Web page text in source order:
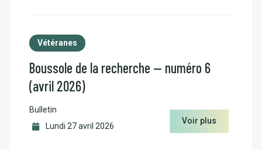
Vétéranes
Boussole de la recherche — numéro 6
(avril 2026)
Bulletin
Lundi 27 avril 2026
Voir plus